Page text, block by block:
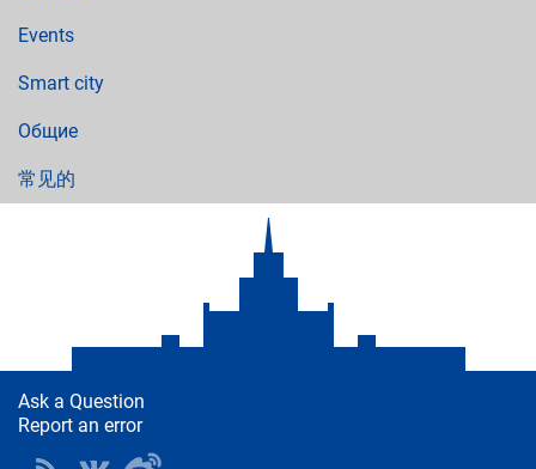
Events
Smart city
Общие
常见的
Ask a Question
Report an error